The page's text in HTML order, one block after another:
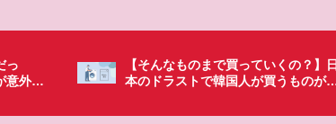
】日
のがち
「これ無しじゃ生きられない…」日本
の調味料が最高過ぎる？韓国人が沼っ